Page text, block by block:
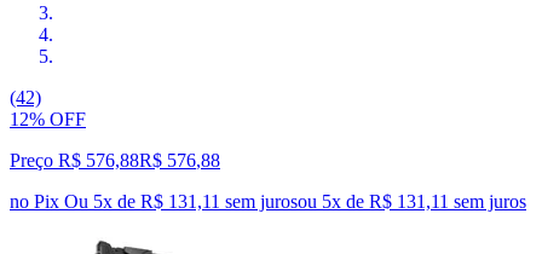
(42)
12% OFF
Preço R$ 576,88R$ 576,88
no Pix Ou 5x de R$ 131,11 sem jurosou 5x de R$ 131,11 sem juros